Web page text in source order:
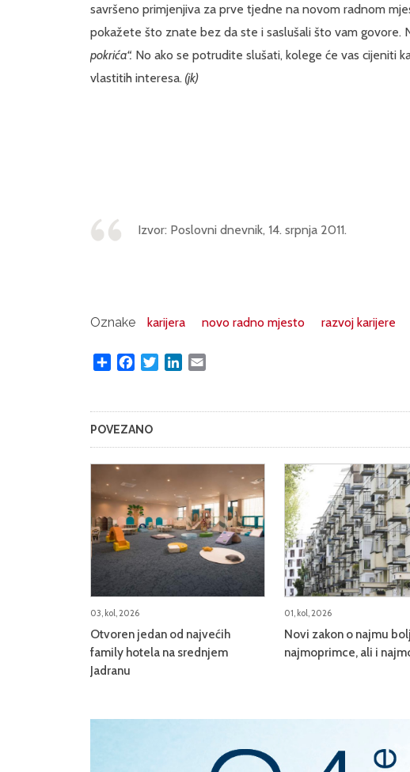
savršeno primjenjiva za prve tjedne na novom radnom
pokažete što znate bez da ste i saslušali što vam govore.
pokrića“. No ako se potrudite slušati, kolege će vas cijeniti
vlastitih interesa. (jk)
Izvor: Poslovni dnevnik, 14. srpnja 2011.
Oznake karijera novo radno mjesto razvoj karijere
Share FacebookTwitterLinkedIn
POVEZANO
03, kol, 2026
Otvoren jedan od najvećih
family hotela na srednjem
Jadranu
01, kol, 2026
Novi zakon o najmu
najmoprimce, ali i